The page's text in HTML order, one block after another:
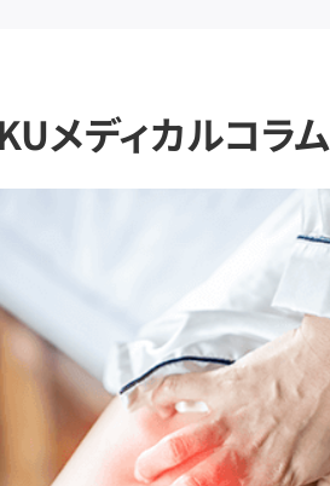
メディカルコラム